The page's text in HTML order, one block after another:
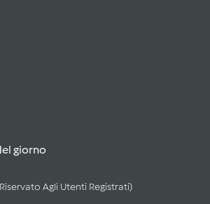
giorno
Agli Utenti Registrati)